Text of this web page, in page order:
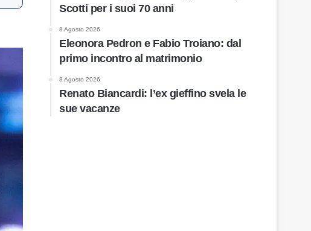
Scotti per i suoi 70 anni
8 Agosto 2026
Eleonora Pedron e Fabio Troiano: dal
primo incontro al matrimonio
8 Agosto 2026
Renato Biancardi: l’ex gieffino svela le
sue vacanze